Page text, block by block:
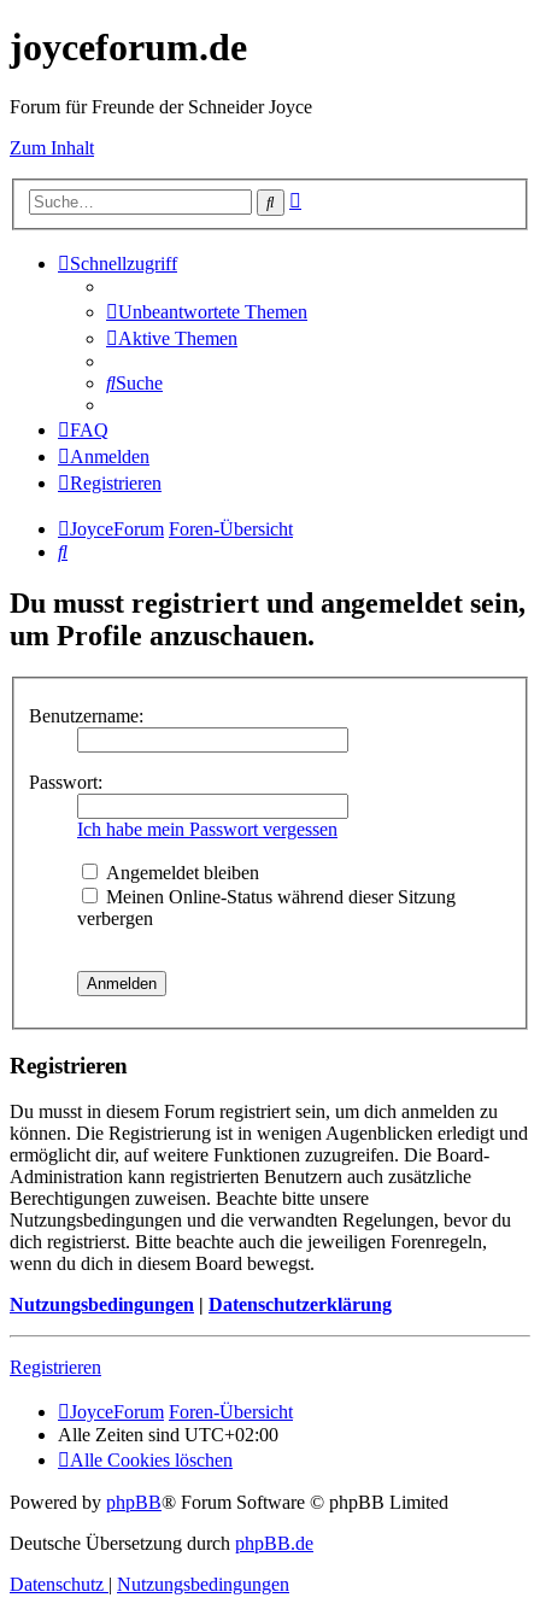
joyceforum.de
Forum für Freunde der Schneider Joyce
Zum Inhalt
Suche
Schnellzugriff
Unbeantwortete Themen
Aktive Themen
Suche
FAQ
Anmelden
Registrieren
JoyceForum Foren-Übersicht
Suche
Du musst registriert und angemeldet sein,
um Profile anzuschauen.
Benutzername:
Passwort:
Ich habe mein Passwort vergessen
Angemeldet bleiben
Meinen Online-Status während dieser Sitzung
verbergen
Registrieren
Du musst in diesem Forum registriert sein, um dich anmelden zu
können. Die Registrierung ist in wenigen Augenblicken erledigt und
ermöglicht dir, auf weitere Funktionen zuzugreifen. Die Board-
Administration kann registrierten Benutzern auch zusätzliche
Berechtigungen zuweisen. Beachte bitte unsere
Nutzungsbedingungen und die verwandten Regelungen, bevor du
dich registrierst. Bitte beachte auch die jeweiligen Forenregeln,
wenn du dich in diesem Board bewegst.
Nutzungsbedingungen | Datenschutzerklärung
Registrieren
JoyceForum Foren-Übersicht
Alle Zeiten sind UTC+02:00
Alle Cookies löschen
Powered by phpBB® Forum Software © phpBB Limited
Deutsche Übersetzung durch phpBB.de
Datenschutz | Nutzungsbedingungen